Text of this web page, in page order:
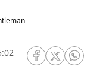
RRSS Facebook
RRSSRRSS